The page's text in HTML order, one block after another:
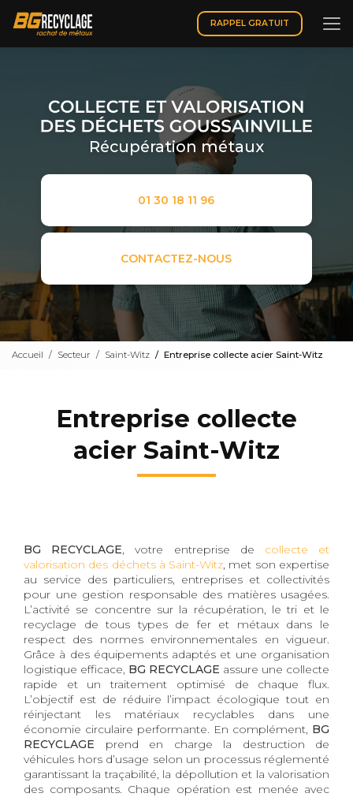
contenu
principal
RAPPEL GRATUIT
Récupération métaux
01 30 18 11 96
CONTACTEZ-NOUS
Accueil Secteur Saint-Witz Entreprise collecte acier Saint-Witz
Entreprise collecte
acier Saint-Witz
BG RECYCLAGE, votre entreprise de collecte et
valorisation des déchets à Saint-Witz, met son expertise
au service des particuliers, entreprises et collectivités
pour une gestion responsable des matières usagées.
L’activité se concentre sur la récupération, le tri et le
recyclage de tous types de fer et métaux dans le
respect des normes environnementales en vigueur.
Grâce à des équipements adaptés et une organisation
logistique efficace, BG RECYCLAGE assure une collecte
rapide et un traitement optimisé de chaque flux.
L’objectif est de réduire l’impact écologique tout en
réinjectant les matériaux recyclables dans une
économie circulaire performante. En complément, BG
RECYCLAGE prend en charge la destruction de
véhicules hors d’usage selon un processus réglementé
garantissant la traçabilité, la dépollution et la valorisation
des composants. Chaque opération est menée avec